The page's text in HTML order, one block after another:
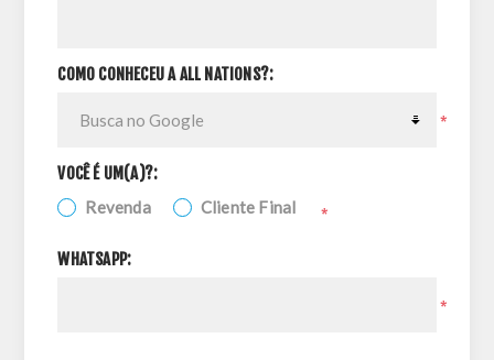
COMO CONHECEU A ALL NATIONS?:
*
VOCÊ É UM(A)?:
Revenda Cliente Final *
WHATSAPP:
*